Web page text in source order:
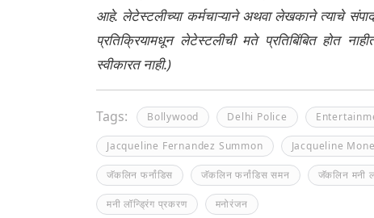
आहे. लेटेस्टलीच्या कर्मचाऱ्याने अथवा लेखकाने त्याचे
प्रतिक्रियामधून लेटेस्टलीची मते प्रतिबिंबित होत
स्वीकारत नाही.)
Tags: Bollywood Delhi Police
Jacqueline Fernandez Summon Jacqueline
जॅकलिन फर्नांडिस जॅकलिन फर्नांडिस समन जॅकलिन मनी
मनी लॉन्ड्रिंग प्रकरण मनोरंजन